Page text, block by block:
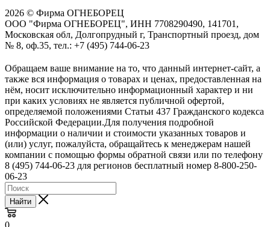
2026 © Фирма ОГНЕБОРЕЦ
ООО "Фирма ОГНЕБОРЕЦ", ИНН 7708290490, 141701,
Московская обл, Долгопрудный г, Транспортный проезд, дом
№ 8, оф.35, тел.: +7 (495) 744-06-23
Обращаем ваше внимание на то, что данный интернет-сайт, а
также вся информация о товарах и ценах, предоставленная на
нём, носит исключительно информационный характер и ни
при каких условиях не является публичной офертой,
определяемой положениями Статьи 437 Гражданского кодекса
Российской Федерации.Для получения подробной
информации о наличии и стоимости указанных товаров и
(или) услуг, пожалуйста, обращайтесь к менеджерам нашей
компании с помощью формы обратной связи или по телефону
8 (495) 744-06-23 для регионов бесплатный номер 8-800-250-
06-23
Найти
0